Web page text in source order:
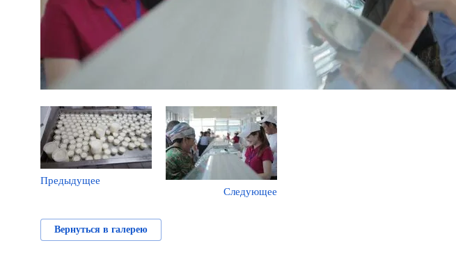
Предыдущее
Следующее
Вернуться в галерею